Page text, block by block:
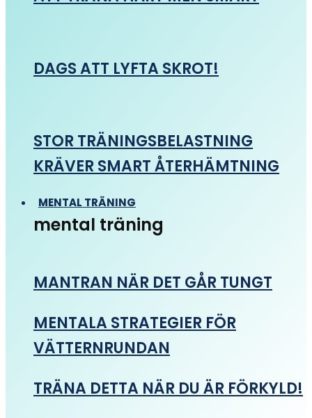
DAGS ATT LYFTA SKROT!
STOR TRÄNINGSBELASTNING
KRÄVER SMART ÅTERHÄMTNING
MENTAL TRÄNING
mental träning
MANTRAN NÄR DET GÅR TUNGT
MENTALA STRATEGIER FÖR
VÄTTERNRUNDAN
TRÄNA DETTA NÄR DU ÄR FÖRKYLD!